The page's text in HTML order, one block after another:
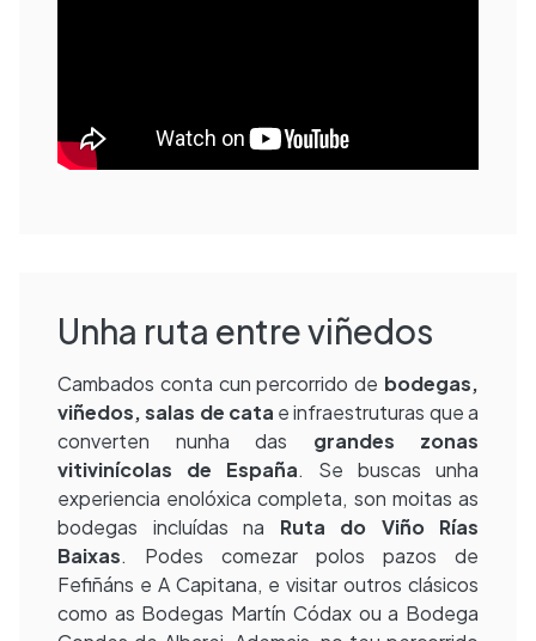
Unha ruta entre viñedos
Cambados conta cun percorrido de bodegas,
viñedos, salas de cata e infraestruturas que a
converten nunha das grandes zonas
vitivinícolas de España. Se buscas unha
experiencia enolóxica completa, son moitas as
bodegas incluídas na Ruta do Viño Rías
Baixas. Podes comezar polos pazos de
Fefiñáns e A Capitana, e visitar outros clásicos
como as Bodegas Martín Códax ou a Bodega